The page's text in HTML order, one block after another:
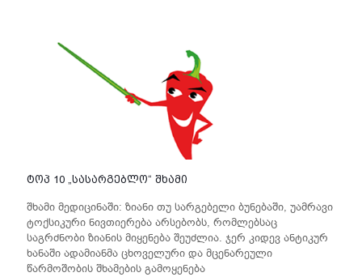
ტოპ 10 „სასარგებლო“ შხამი
შხამი მედიცინაში: ზიანი თუ სარგებელი ბუნებაში, უამრავი
ტოქსიკური ნივთიერება არსებობს, რომლებსაც
საგრძნობი ზიანის მიყენება შეუძლია. ჯერ კიდევ ანტიკურ
ხანაში ადამიანმა ცხოველური და მცენარეული
წარმოშობის შხამების გამოყენება